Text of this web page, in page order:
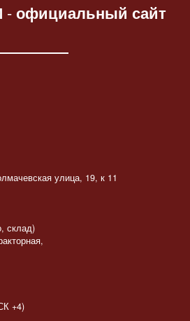
-официальный сайт
улица, 19, к 11
склад)
+4)